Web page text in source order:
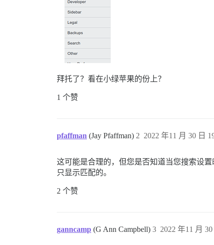
拜托了？看在小绿苹果的份上？
1 个赞
pfaffman (Jay Pfaffman) 2022 年11 月 30 日
2
这可能是合理的，但您是否知道当您搜索设
只显示匹配的。
2 个赞
ganncamp (G Ann Campbell) 2022 年11 月
3